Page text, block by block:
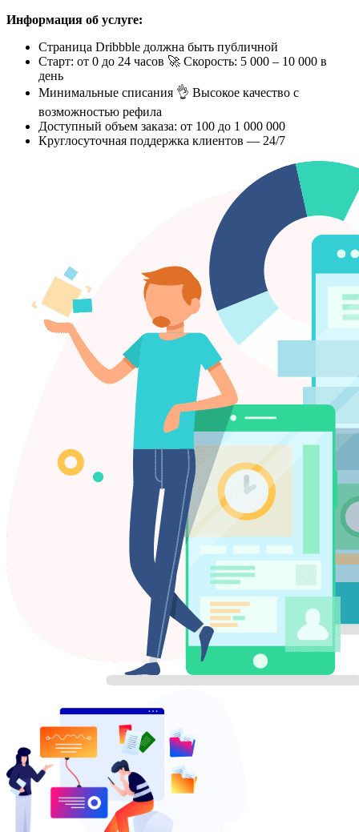
Информация об услуге:
Страница Dribbble должна быть публичной
Старт: от 0 до 24 часов 🚀 Скорость: 5 000 – 10 000 в
день
Минимальные списания 👌 Высокое качество с
возможностью рефила
Доступный объем заказа: от 100 до 1 000 000
Круглосуточная поддержка клиентов — 24/7